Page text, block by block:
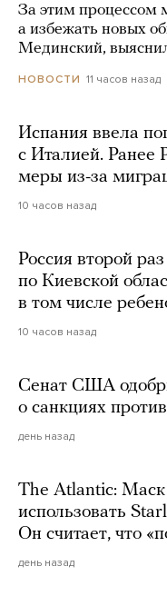
За этим процессом
а избежать новых
Мединский,
НОВОСТИ 11 часов назад
Испания ввела
с Италией. Ранее
меры из-за
10 часов назад
Россия второй
по Киевской
в том числе
10 часов назад
Сенат США
о санкциях
день назад
The Atlantic: Маск
использовать
Он считает, что
день назад